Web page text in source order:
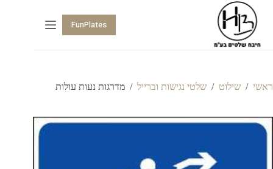
FunPlates
ראשי / שילוט / שלטי נגישות וברייל / מדרגות נעות עולות